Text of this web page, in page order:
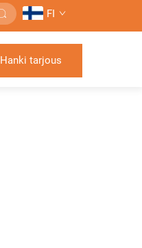
FI
Hanki tarjous